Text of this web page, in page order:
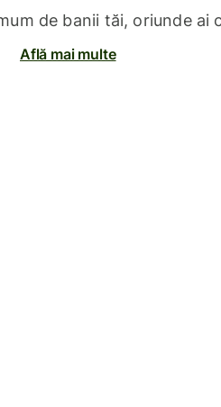
de banii tăi, oriunde ai
Află mai multe